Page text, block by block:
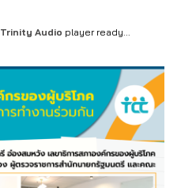
Trinity Audio player ready...